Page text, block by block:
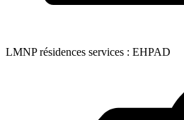
LMNP résidences services : EHPAD